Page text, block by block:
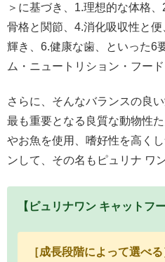
＞に基づき、1.理想的な体格
骨格と関節、4.消化吸収性と
輝き、6.健康な歯、といった6
ム・ニュートリション・フード
さらに、そんなバランスの良
最も重要となる良質な動物性
やお魚を使用、嗜好性を高く
ンして、その名もピュリナ ワン
【ピュリナワン キャットフ
［成長段階によって選べる